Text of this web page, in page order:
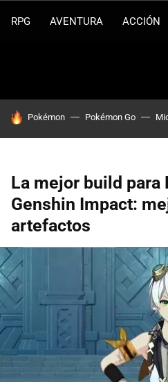
RPG AVENTURA ACCIÓN
HOY SE HABLA DE
Pokémon Pokémon Go
La mejor build para
Genshin Impact:
artefactos